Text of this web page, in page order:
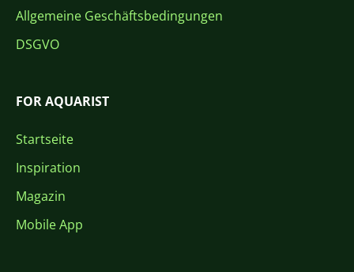
Allgemeine Geschäftsbedingungen
DSGVO
FOR AQUARIST
Startseite
Inspiration
Magazin
Mobile App